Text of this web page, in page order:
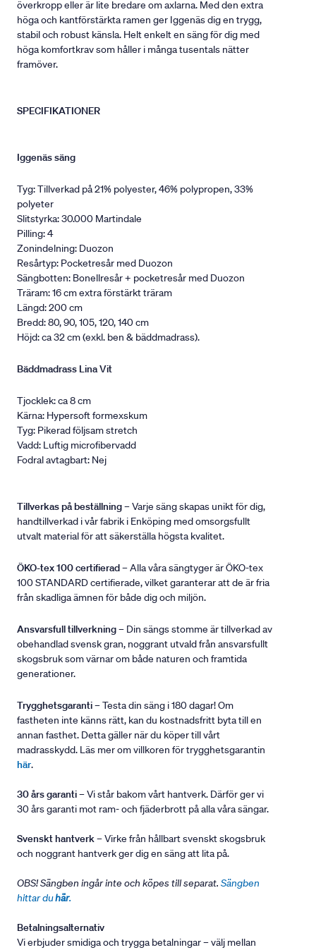
överkropp eller är lite bredare om axlarna. Med den extra
höga och kantförstärkta ramen ger Iggenäs dig en trygg,
stabil och robust känsla. Helt enkelt en säng för dig med
höga komfortkrav som håller i många tusentals nätter
framöver.
SPECIFIKATIONER
Iggenäs säng
Tyg: Tillverkad på 21% polyester, 46% polypropen, 33%
polyeter
Slitstyrka: 30.000 Martindale
Pilling: 4
Zonindelning: Duozon
Resårtyp: Pocketresår med Duozon
Sängbotten: Bonellresår + pocketresår med Duozon
Träram: 16 cm extra förstärkt träram
Längd: 200 cm
Bredd: 80, 90, 105, 120, 140 cm
Höjd: ca 32 cm (exkl. ben & bäddmadrass).
Bäddmadrass Lina Vit
Tjocklek: ca 8 cm
Kärna: Hypersoft formexskum
Tyg: Pikerad följsam stretch
Vadd: Luftig microfibervadd
Fodral avtagbart: Nej
Tillverkas på beställning– Varje säng skapas unikt för dig,
handtillverkad i vår fabrik i Enköping med omsorgsfullt
utvalt material för att säkerställa högsta kvalitet.
ÖKO-tex 100 certifierad– Alla våra sängtyger är ÖKO-tex
100 STANDARD certifierade, vilket garanterar att de är fria
från skadliga ämnen för både dig och miljön.
Ansvarsfull tillverkning– Din sängs stomme är tillverkad av
obehandlad svensk gran, noggrant utvald från ansvarsfullt
skogsbruk som värnar om både naturen och framtida
generationer.
Trygghetsgaranti– Testa din säng i 180 dagar! Om
fastheten inte känns rätt, kan du kostnadsfritt byta till en
annan fasthet. Detta gäller när du köper till vårt
madrasskydd. Läs mer om villkoren för trygghetsgarantin
här.
30 års garanti– Vi står bakom vårt hantverk. Därför ger vi
30 års garanti mot ram- och fjäderbrott på alla våra sängar.
Svenskt hantverk– Virke från hållbart svenskt skogsbruk
och noggrant hantverk ger dig en säng att lita på.
OBS! Sängben ingår inte och köpes till separat. Sängben
hittar duhär.
Betalningsalternativ
Vi erbjuder smidiga och trygga betalningar – välj mellan